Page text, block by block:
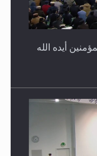
أيده الله